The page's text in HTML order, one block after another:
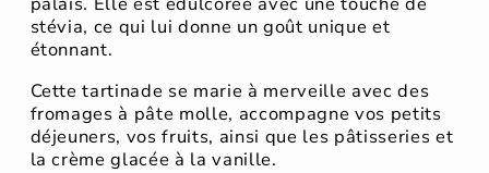
stévia, ce qui lui donne un goût unique et
étonnant.
Cette tartinade se marie à merveille avec des
fromages à pâte molle, accompagne vos petits
déjeuners, vos fruits, ainsi que les pâtisseries et
la crème glacée à la vanille.